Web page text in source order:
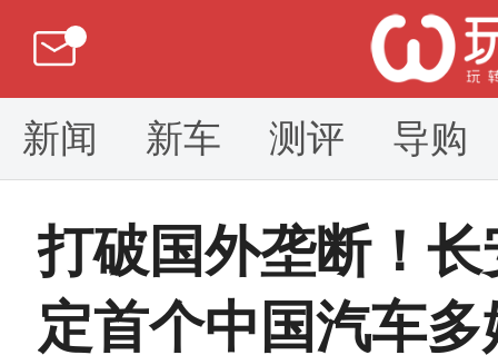
新闻 新车 测评 导购
打破国外垄断！
定首个中国汽车